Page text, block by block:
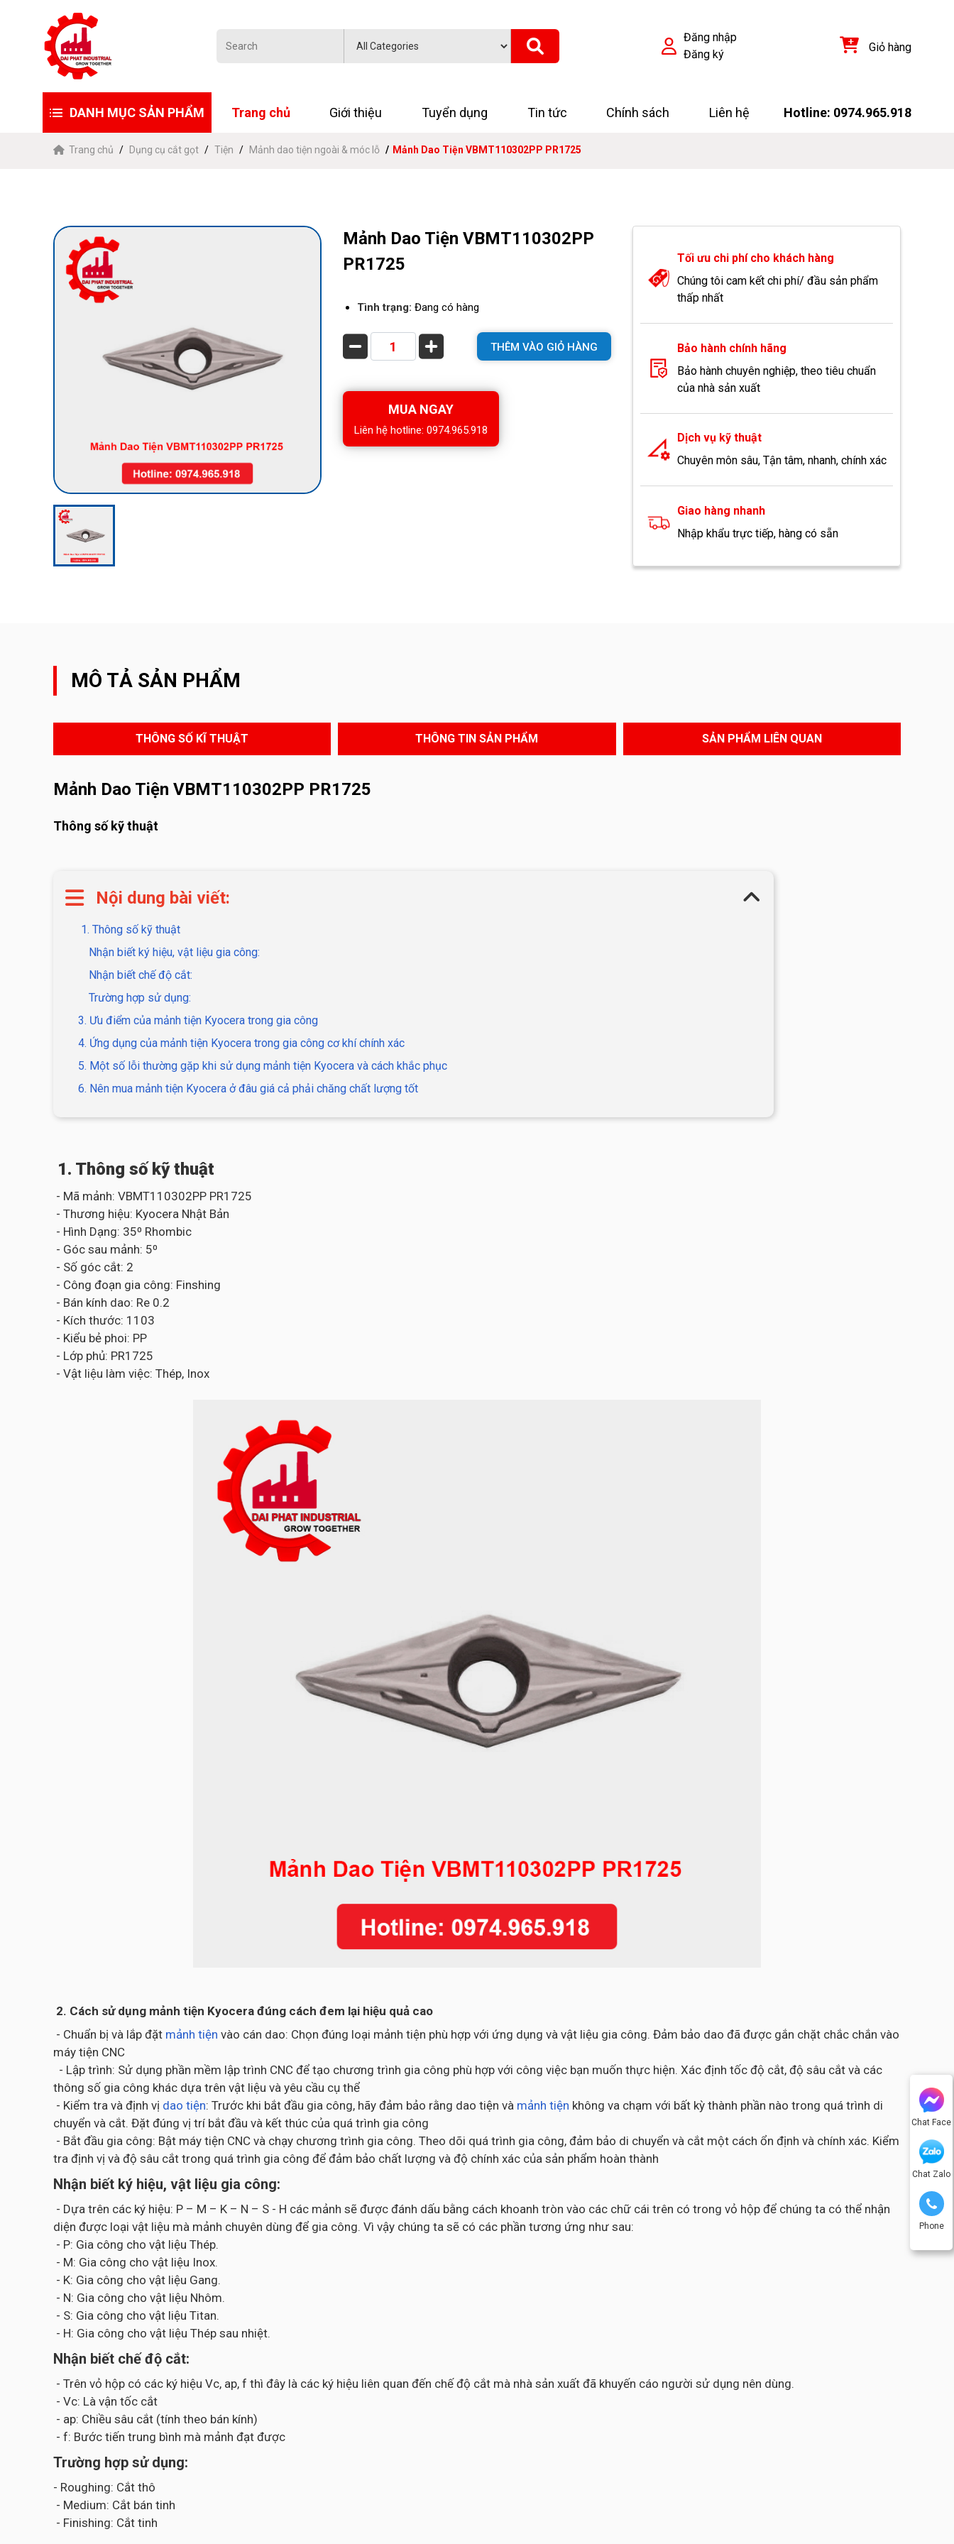
Đăng nhập
Đăng ký
Giỏ hàng
DANH MỤC SẢN PHẨM Trang chủ Giới thiệu Tuyển dụng Tin tức Chính sách Liên hệ Hotline: 0974.965.918
Chat Face
Chat Zalo
Phone
Trang chủ Dụng cụ cắt gọt Tiện Mảnh dao tiện ngoài & móc lỗ Mảnh Dao Tiện VBMT110302PP PR1725
Mảnh Dao Tiện VBMT110302PP
PR1725
Tình trạng: Đang có hàng
THÊM VÀO GIỎ HÀNG
MUA NGAY
Liên hệ hotline: 0974.965.918
Tối ưu chi phí cho khách hàng
Chúng tôi cam kết chi phí/ đầu sản phẩm
thấp nhất
Bảo hành chính hãng
Bảo hành chuyên nghiệp, theo tiêu chuẩn
của nhà sản xuất
Dịch vụ kỹ thuật
Chuyên môn sâu, Tận tâm, nhanh, chính xác
Giao hàng nhanh
Nhập khẩu trực tiếp, hàng có sẵn
MÔ TẢ SẢN PHẨM
THÔNG SỐ KĨ THUẬT THÔNG TIN SẢN PHẨM SẢN PHẨM LIÊN QUAN
Mảnh Dao Tiện VBMT110302PP PR1725
Thông số kỹ thuật
Nội dung bài viết:
1. Thông số kỹ thuật
Nhận biết ký hiệu, vật liệu gia công:
Nhận biết chế độ cắt:
Trường hợp sử dụng:
3. Ưu điểm của mảnh tiện Kyocera trong gia công
4. Ứng dụng của mảnh tiện Kyocera trong gia công cơ khí chính xác
5. Một số lỗi thường gặp khi sử dụng mảnh tiện Kyocera và cách khắc phục
6. Nên mua mảnh tiện Kyocera ở đâu giá cả phải chăng chất lượng tốt
1. Thông số kỹ thuật
- Mã mảnh: VBMT110302PP PR1725
- Thương hiệu: Kyocera Nhật Bản
- Hình Dạng: 35⁰ Rhombic
- Góc sau mảnh: 5⁰
- Số góc cắt: 2
- Công đoạn gia công: Finshing
- Bán kính dao: Re 0.2
- Kích thước: 1103
- Kiểu bẻ phoi: PP
- Lớp phủ: PR1725
- Vật liệu làm việc: Thép, Inox
2. Cách sử dụng mảnh tiện Kyocera đúng cách đem lại hiệu quả cao
- Chuẩn bị và lắp đặt mảnh tiện vào cán dao: Chọn đúng loại mảnh tiện phù hợp với ứng dụng và vật liệu gia công. Đảm bảo dao đã được gắn chặt chắc chắn vào
máy tiện CNC
- Lập trình: Sử dụng phần mềm lập trình CNC để tạo chương trình gia công phù hợp với công việc bạn muốn thực hiện. Xác định tốc độ cắt, độ sâu cắt và các
thông số gia công khác dựa trên vật liệu và yêu cầu cụ thể
- Kiểm tra và định vị dao tiện: Trước khi bắt đầu gia công, hãy đảm bảo rằng dao tiện và mảnh tiện không va chạm với bất kỳ thành phần nào trong quá trình di
chuyển và cắt. Đặt đúng vị trí bắt đầu và kết thúc của quá trình gia công
- Bắt đầu gia công: Bật máy tiện CNC và chạy chương trình gia công. Theo dõi quá trình gia công, đảm bảo di chuyển và cắt một cách ổn định và chính xác. Kiểm
tra định vị và độ sâu cắt trong quá trình gia công để đảm bảo chất lượng và độ chính xác của sản phẩm hoàn thành
Nhận biết ký hiệu, vật liệu gia công:
- Dựa trên các ký hiệu: P – M – K – N – S - H các mảnh sẽ được đánh dấu bằng cách khoanh tròn vào các chữ cái trên có trong vỏ hộp để chúng ta có thể nhận
diện được loại vật liệu mà mảnh chuyên dùng để gia công. Vì vậy chúng ta sẽ có các phần tương ứng như sau:
- P: Gia công cho vật liệu Thép.
- M: Gia công cho vật liệu Inox.
- K: Gia công cho vật liệu Gang.
- N: Gia công cho vật liệu Nhôm.
- S: Gia công cho vật liệu Titan.
- H: Gia công cho vật liệu Thép sau nhiệt.
Nhận biết chế độ cắt:
- Trên vỏ hộp có các ký hiệu Vc, ap, f thì đây là các ký hiệu liên quan đến chế độ cắt mà nhà sản xuất đã khuyến cáo người sử dụng nên dùng.
- Vc: Là vận tốc cắt
- ap: Chiều sâu cắt (tính theo bán kính)
- f: Bước tiến trung bình mà mảnh đạt được
Trường hợp sử dụng:
- Roughing: Cắt thô
- Medium: Cắt bán tinh
- Finishing: Cắt tinh